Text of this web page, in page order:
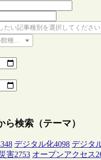
たい記事種別を選択してください
種を選択してください
ら検索（テーマ）
デジタル化4098 デジタ
害2753 オープンアクセス